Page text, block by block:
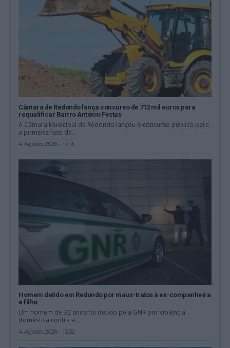
Câmara de Redondo lança concurso de 712 mil euros para
requalificar Bairro António Festas
A Câmara Municipal de Redondo lançou o concurso público para
a primeira fase da...
4 Agosto, 2026 - 17:13
Homem detido em Redondo por maus-tratos à ex-companheira
e filho
Um homem de 32 anos foi detido pela GNR por violência
doméstica contra a...
4 Agosto, 2026 - 13:32